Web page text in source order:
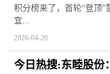
汉！
积分榜来了，首轮“登顶
宜...
2026-04-20
今日热搜:东睦股份